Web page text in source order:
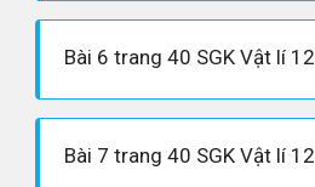
Bài 6 trang 40 SGK Vật lí 12
Bài 7 trang 40 SGK Vật lí 12